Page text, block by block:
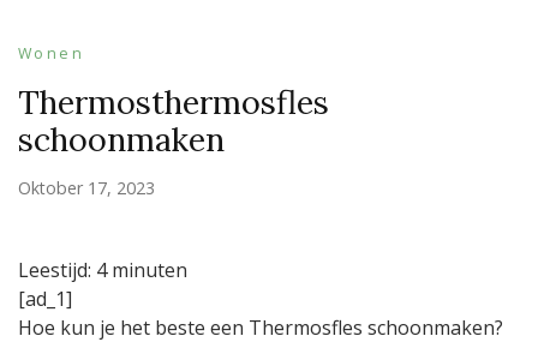
Wonen
Thermosthermosfles
schoonmaken
Oktober 17, 2023
Leestijd: 4 minuten
[ad_1]
Hoe kun je het beste een Thermosfles schoonmaken?